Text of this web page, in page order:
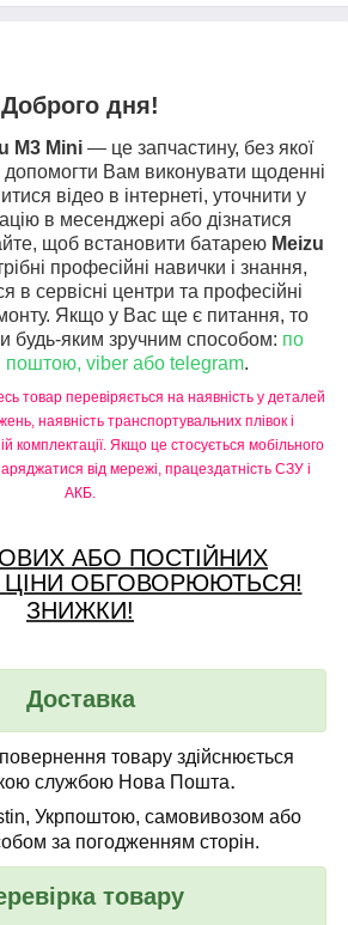
Доброго дня!
M3 Mini — це запчастину, без якої
допомогти Вам виконувати щоденні
відео в інтернеті, уточнити у
в месенджері або дізнатися
щоб встановити батарею Meizu
професійні навички і знання,
в сервісні центри та професійні
Якщо у Вас ще є питання, то
будь-яким зручним способом: по
поштою, viber або telegram.
товар перевіряється на наявність у деталей
наявність транспортувальних плівок і
комплектації. Якщо це стосується мобільного
від мережі, працездатність СЗУ і
АКБ.
АБО ПОСТІЙНИХ
ЦІНИ ОБГОВОРЮЮТЬСЯ!
ЗНИЖКИ!
Доставка
товару здійснюється
службою Нова Пошта.
Укрпоштою, самовивозом або
за погодженням сторін.
товару